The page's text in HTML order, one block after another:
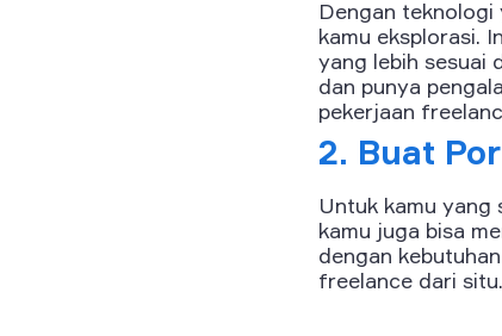
Dengan teknologi
kamu eksplorasi.
yang lebih sesuai
dan punya
pekerjaan
2. Buat
Untuk kamu yang
kamu juga bisa
dengan
freelance dari situ.